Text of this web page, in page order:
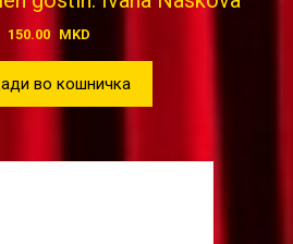
150.00 MKD
во кошничка